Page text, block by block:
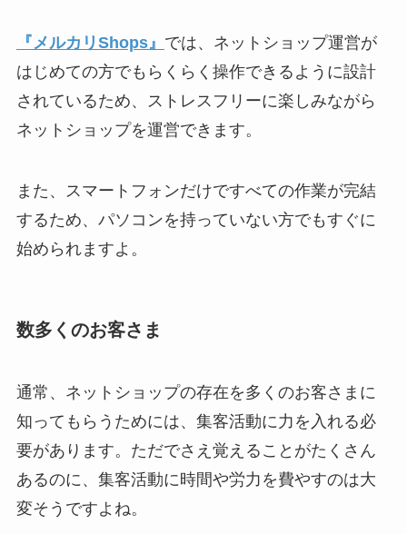
『メルカリShops』 では、ネットショップ運営が
はじめての方でもらくらく操作できるように設計
されているため、ストレスフリーに楽しみながら
ネットショップを運営できます。
また、スマートフォンだけですべての作業が完結
するため、パソコンを持っていない方でもすぐに
始められますよ。
数多くのお客さま
通常、ネットショップの存在を多くのお客さまに
知ってもらうためには、集客活動に力を入れる必
要があります。ただでさえ覚えることがたくさん
あるのに、集客活動に時間や労力を費やすのは大
変そうですよね。